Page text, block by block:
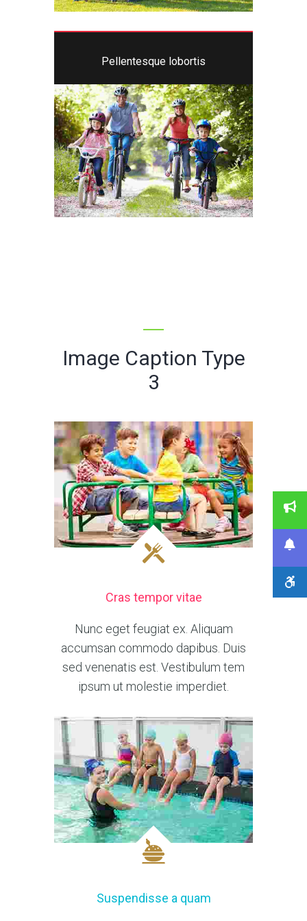
Pellentesque lobortis
Image Caption Type
3
Cras tempor vitae
Nunc eget feugiat ex. Aliquam
accumsan commodo dapibus. Duis
sed venenatis est. Vestibulum tem
ipsum ut molestie imperdiet.
Suspendisse a quam